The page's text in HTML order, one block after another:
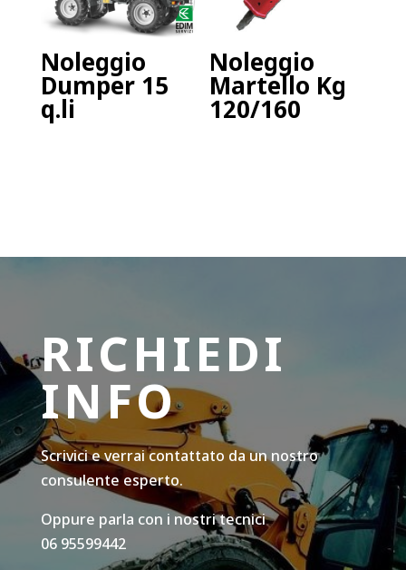
Noleggio
Dumper 15
q.li
Noleggio
Martello Kg
120/160
RICHIEDI
INFO
Scrivici e verrai contattato da un nostro
consulente esperto.
Oppure parla con i nostri tecnici
06 95599442